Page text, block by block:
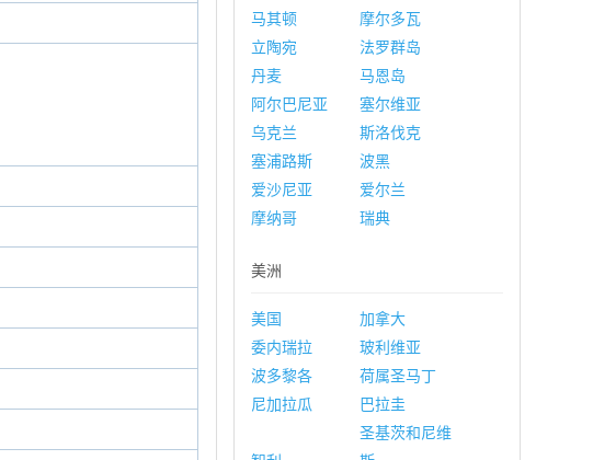
马其顿
摩尔多瓦
立陶宛
法罗群岛
丹麦
马恩岛
阿尔巴尼亚
塞尔维亚
乌克兰
斯洛伐克
塞浦路斯
波黑
爱沙尼亚
爱尔兰
摩纳哥
瑞典
美洲
美国
加拿大
委内瑞拉
玻利维亚
波多黎各
荷属圣马丁
尼加拉瓜
巴拉圭
圣基茨和尼维